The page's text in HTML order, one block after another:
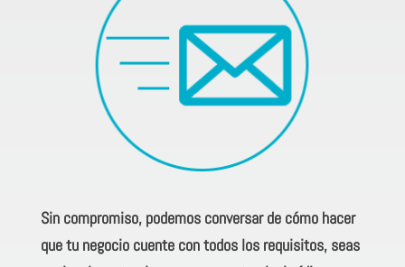
Sin compromiso, podemos conversar de cómo hacer
que tu negocio cuente con todos los requisitos, seas